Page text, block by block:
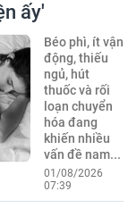
ấy'
Béo phì, ít vận
động, thiếu
ngủ, hút
thuốc và rối
loạn chuyển
hóa đang
khiến nhiều
vấn đề nam...
01/08/2026
07:39